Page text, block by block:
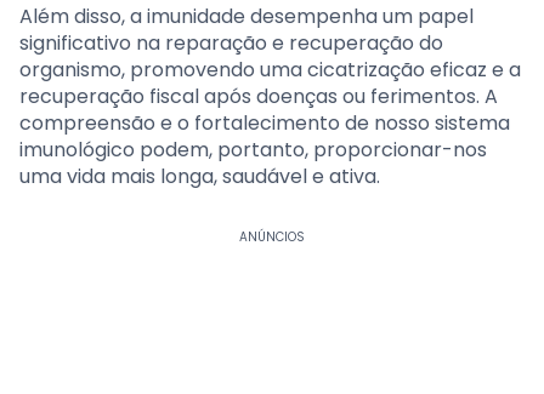
Além disso, a imunidade desempenha um papel
significativo na reparação e recuperação do
organismo, promovendo uma cicatrização eficaz e a
recuperação fiscal após doenças ou ferimentos. A
compreensão e o fortalecimento de nosso sistema
imunológico podem, portanto, proporcionar-nos
uma vida mais longa, saudável e ativa.
ANÚNCIOS